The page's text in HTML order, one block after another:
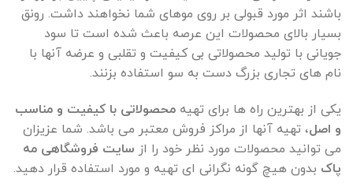
باشند اثر مورد قبولی بر روی موهای شما نخواهند داشت. رونق
بسیار بالای محصولات این عرصه باعث شده است تا سود
جویانی با تولید محصولاتی بی کیفیت و تقلبی و عرضه آنها با
نام های تجاری بزرگ دست به سو استفاده بزنند.
یکی از بهترین راه ها برای تهیه محصولاتی با کیفیت و مناسب
و اصل، تهیه آنها از مراکز فروش معتبر می باشد. شما عزیزان
می توانید محصولات مورد نظر خود را از سایت فروشگاهی مه
پاک بدون هیچ گونه نگرانی ای تهیه و مورد استفاده قرار دهید.